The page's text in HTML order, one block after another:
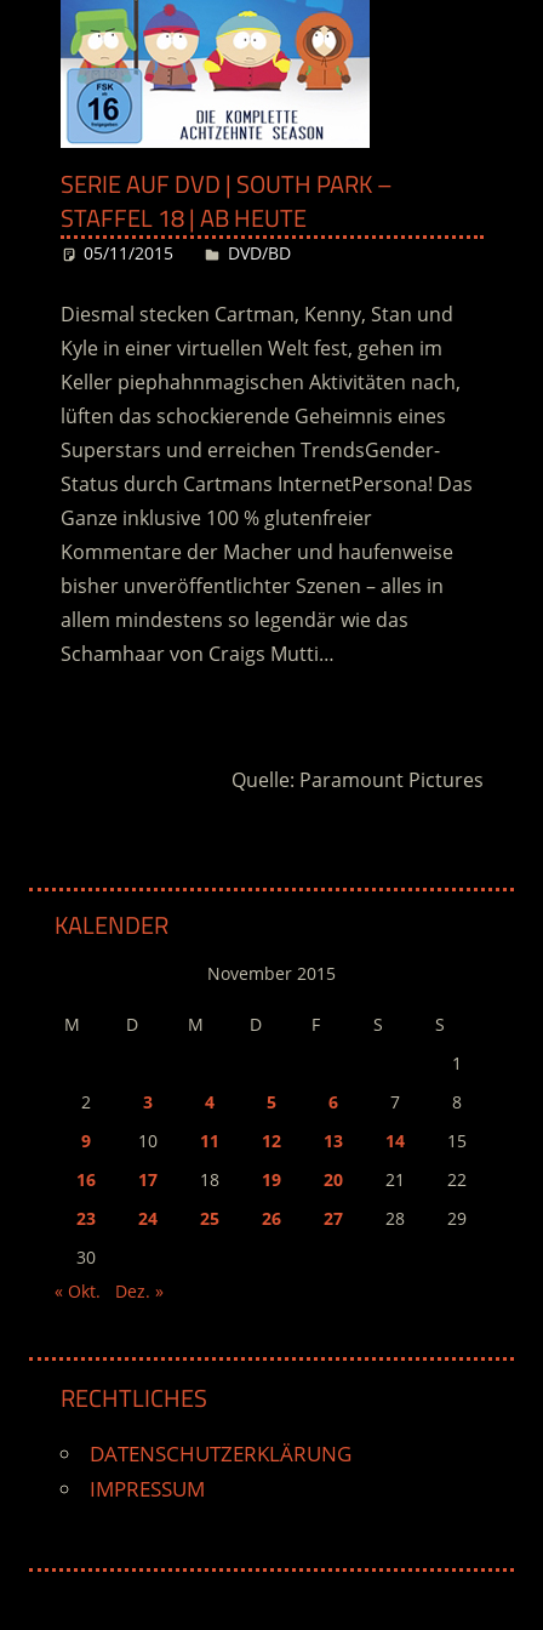
SERIE AUF DVD | SOUTH PARK –
STAFFEL 18 | AB HEUTE
05/11/2015 Desiree
DVD/BD
Diesmal stecken Cartman, Kenny, Stan und
Kyle in einer virtuellen Welt fest, gehen im
Keller piephahnmagischen Aktivitäten nach,
lüften das schockierende Geheimnis eines
Superstars und erreichen Trends­Gender­
Status durch Cartmans Internet­Persona! Das
Ganze inklusive 100 % glutenfreier
Kommentare der Macher und haufenweise
bisher unveröffentlichter Szenen – alles in
allem mindestens so legendär wie das
Schamhaar von Craigs Mutti…
Quelle: Paramount Pictures
KALENDER
November 2015
M D M D F S
S
1
2
3 4 5 6 7
8
9
10 11 12 13 14
15
16
17 18 19 20 21
22
23
24 25 26 27 28
29
30
« Okt.
Dez. »
RECHTLICHES
DATENSCHUTZERKLÄRUNG
IMPRESSUM